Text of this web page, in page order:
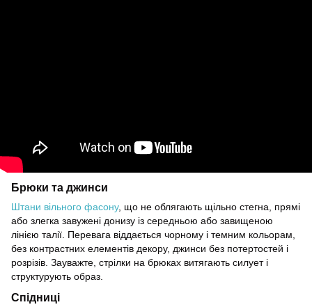
Брюки та джинси
Штани вільного фасону, що не облягають щільно стегна, прямі
або злегка завужені донизу із середньою або завищеною
лінією талії. Перевага віддається чорному і темним кольорам,
без контрастних елементів декору, джинси без потертостей і
розрізів. Зауважте, стрілки на брюках витягають силует і
структурують образ.
Спідниці